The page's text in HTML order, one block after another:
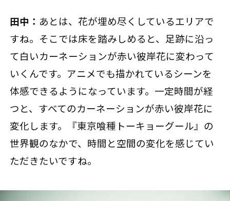
田中： あとは、花が埋め尽くしているエリアで
すね。そこでは床を踏みしめると、足跡に沿っ
て白いカーネーションが赤い彼岸花に変わって
いくんです。アニメでも描かれているシーンを
体感できるようになっています。一定時間が経
つと、すべてのカーネーションが赤い彼岸花に
変化します。『東京喰種トーキョーグール』の
世界観のなかで、時間と空間の変化を感じてい
ただきたいですね。